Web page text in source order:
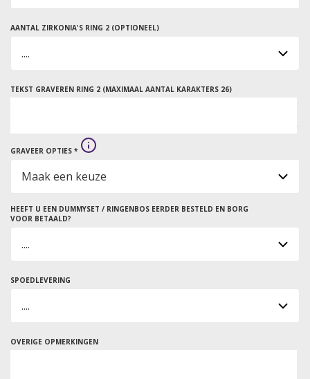
AANTAL ZIRKONIA'S RING 2 (OPTIONEEL)
TEKST GRAVEREN RING 2 (MAXIMAAL AANTAL KARAKTERS 26)
GRAVEER OPTIES *
HEEFT U EEN DUMMYSET / RINGENBOS EERDER BESTELD EN BORG
VOOR BETAALD?
SPOEDLEVERING
OVERIGE OPMERKINGEN